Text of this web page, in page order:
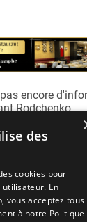
encore
Rodchenko.
restaurant
lors de votre
sur
restaurant
des
cookies pour
En
vous acceptez tous
à notre Politique